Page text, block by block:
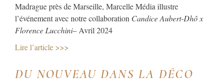
Madrague près de Marseille, Marcelle Média illustre
l’événement avec notre collaboration Candice Aubert-Dhô x
Florence Lucchini– Avril 2024
Lire l’article >>>
DU NOUVEAU DANS LA DÉCO